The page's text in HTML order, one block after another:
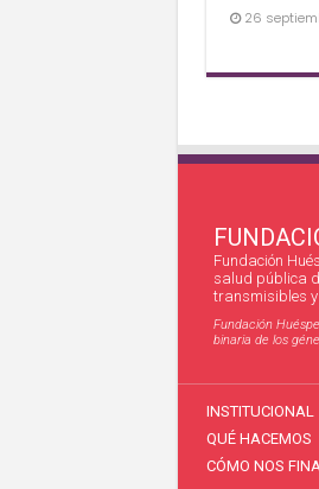
26
Fundación
salud pública
transmisibles y
Fundación
binaria de los
INSTITUCIONAL
QUÉ HACEMOS
CÓMO NOS